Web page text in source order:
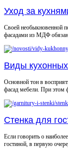
Уход за
Своей необыкновенной
фасадами из МДФ
Виды
Основной тон в
фасад мебели. При этом
Стенка для
Если говорить о
гостиной, в первую